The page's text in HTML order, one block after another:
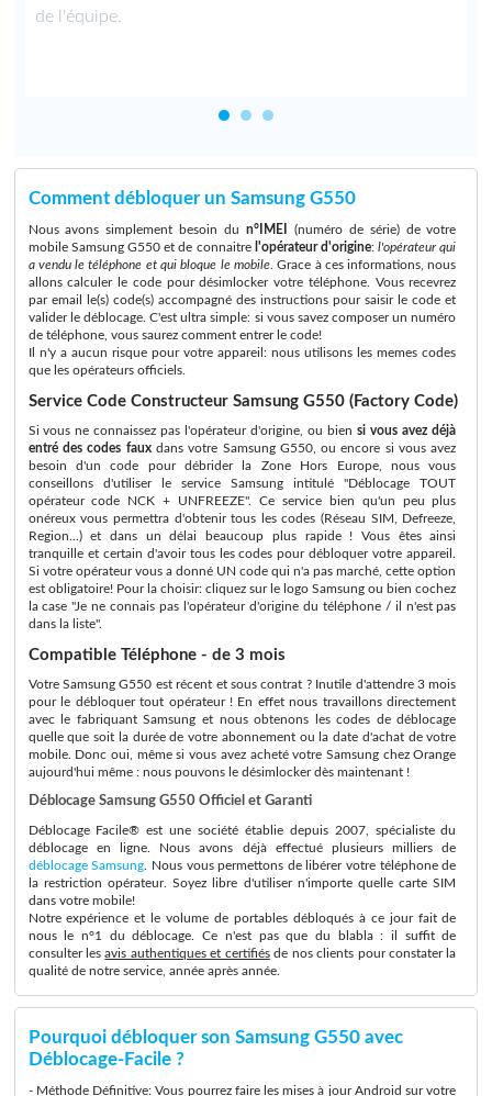
de l'équipe.
Comment débloquer un Samsung G550
Nous avons simplement besoin du n°IMEI
(numéro de série) de votre
mobile Samsung G550 et de connaitre l'opérateur d'origine:l'opérateur qui
a vendu le téléphone et qui bloque le mobile. Grace à ces informations, nous
allons calculer le code pour désimlocker votre téléphone. Vous recevrez
par email le(s) code(s) accompagné des instructions pour saisir le code et
valider le déblocage. C'est ultra simple: si vous savez composer un numéro
de téléphone, vous saurez comment entrer le code!
Il n'y a aucun risque pour votre appareil: nous utilisons les memes codes
que les opérateurs officiels.
Service Code Constructeur Samsung G550 (Factory Code)
Si vous ne connaissez pas l'opérateur d'origine, ou bien si vous avez déjà
entré des codes fauxdans votre Samsung G550, ou encore si vous avez
besoin d'un code pour débrider la Zone Hors Europe, nous vous
conseillons d'utiliser le service Samsung intitulé "Déblocage TOUT
opérateur code NCK + UNFREEZE". Ce service bien qu'un peu plus
onéreux vous permettra d'obtenir tous les codes (Réseau SIM, Defreeze,
Region...) et dans un délai beaucoup plus rapide ! Vous êtes ainsi
tranquille et certain d'avoir tous les codes pour débloquer votre appareil.
Si votre opérateur vous a donné UN code qui n'a pas marché, cette option
est obligatoire! Pour la choisir: cliquez sur le logo Samsung ou bien cochez
la case "Je ne connais pas l'opérateur d'origine du téléphone / il n'est pas
dans la liste".
Compatible Téléphone - de 3 mois
Votre Samsung G550 est récent et sous contrat ? Inutile d'attendre 3 mois
pour le débloquer tout opérateur ! En effet nous travaillons directement
avec le fabriquant Samsung et nous obtenons les codes de déblocage
quelle que soit la durée de votre abonnement ou la date d'achat de votre
mobile. Donc oui, même si vous avez acheté votre Samsung chez Orange
aujourd'hui même : nous pouvons le désimlocker dès maintenant !
Déblocage Samsung G550 Officiel et Garanti
Déblocage Facile® est une société établie depuis 2007, spécialiste du
déblocage en ligne. Nous avons déjà effectué plusieurs milliers de
déblocage Samsung . Nous vous permettons de libérer votre téléphone de
la restriction opérateur. Soyez libre d'utiliser n'importe quelle carte SIM
dans votre mobile!
Notre expérience et le volume de portables débloqués à ce jour fait de
nous le n°1 du déblocage. Ce n'est pas que du blabla : il suffit de
consulter lesavis authentiques et certifiésde nos clients pour constater la
qualité de notre service, année après année.
Pourquoi débloquer son Samsung G550 avec
Déblocage-Facile ?
- Méthode Définitive: Vous pourrez faire les mises à jour Android sur votre